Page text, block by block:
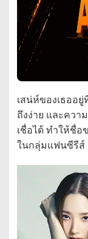
เสน่ห์ของเธออ
ถึงง่าย และควา
เชื่อได้ ทำให้ชื่อ
ในกลุ่มแฟนซีรีส์